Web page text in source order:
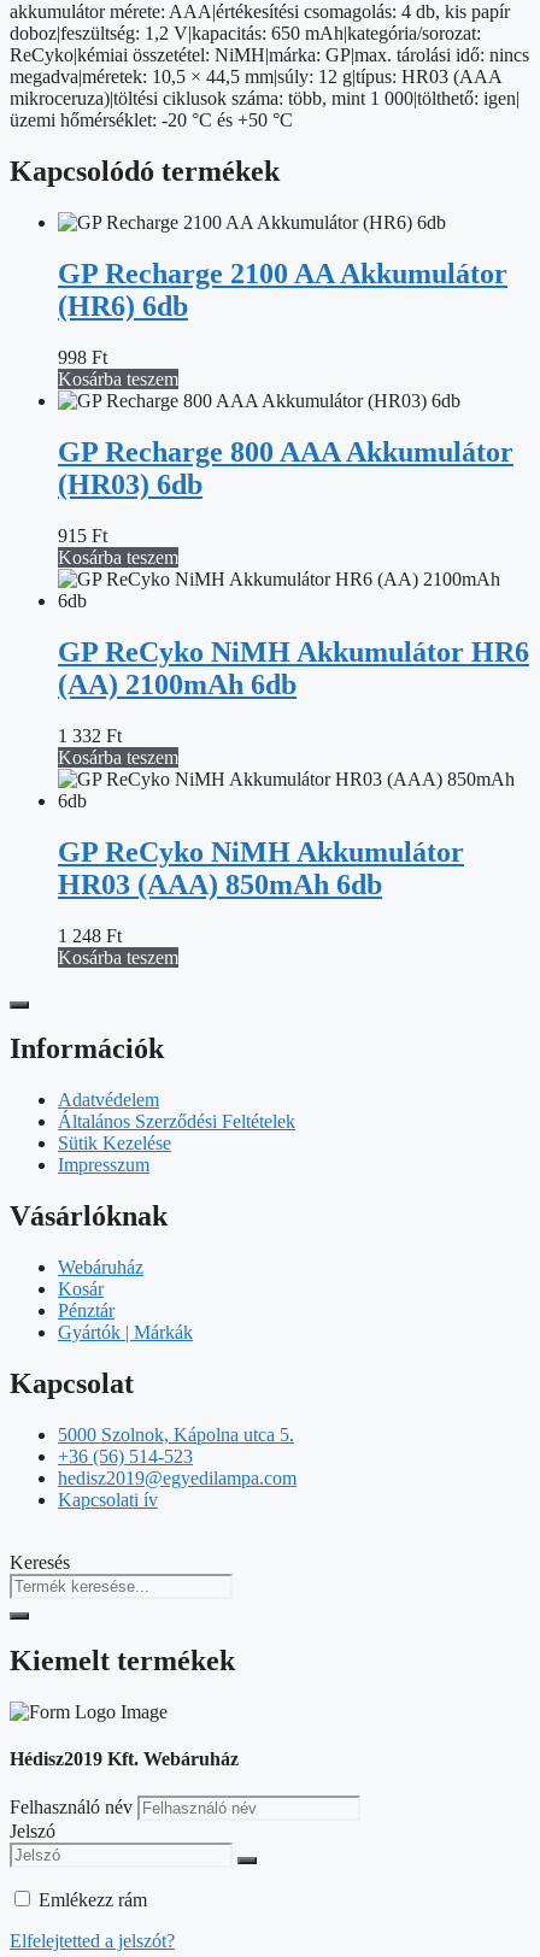
akkumulátor mérete: AAA|értékesítési csomagolás: 4 db, kis papír
doboz|feszültség: 1,2 V|kapacitás: 650 mAh|kategória/sorozat:
ReCyko|kémiai összetétel: NiMH|márka: GP|max. tárolási idő: nincs
megadva|méretek: 10,5 × 44,5 mm|súly: 12 g|típus: HR03 (AAA
mikroceruza)|töltési ciklusok száma: több, mint 1 000|tölthető: igen|
üzemi hőmérséklet: -20 °C és +50 °C
Kapcsolódó termékek
GP Recharge 2100 AA Akkumulátor
(HR6) 6db
998 Ft
Kosárba teszem
GP Recharge 800 AAA Akkumulátor
(HR03) 6db
915 Ft
Kosárba teszem
GP ReCyko NiMH Akkumulátor HR6
(AA) 2100mAh 6db
1 332 Ft
Kosárba teszem
GP ReCyko NiMH Akkumulátor
HR03 (AAA) 850mAh 6db
1 248 Ft
Kosárba teszem
Információk
Adatvédelem
Általános Szerződési Feltételek
Sütik Kezelése
Impresszum
Vásárlóknak
Webáruház
Kosár
Pénztár
Gyártók | Márkák
Kapcsolat
5000 Szolnok, Kápolna utca 5.
+36 (56) 514-523
hedisz2019@egyedilampa.com
Kapcsolati ív
Keresés
Kiemelt termékek
Hédisz2019 Kft. Webáruház
Felhasználó név
Jelszó
Emlékezz rám
Elfelejtetted a jelszót?